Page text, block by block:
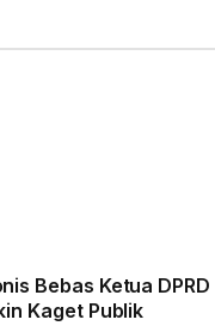
Bebas Ketua DPRD
Kaget Publik